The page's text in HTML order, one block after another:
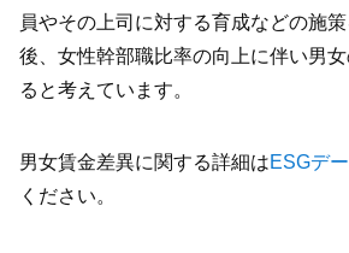
員やその上司に対する育成などの施
後、女性幹部職比率の向上に伴い男
ると考えています。
男女賃金差異に関する詳細はESGデ
ください。